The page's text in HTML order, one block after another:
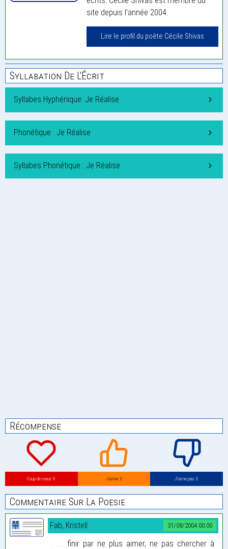
site depuis l'année 2004.
Lire le profil du poète Cécile Shivas
Syllabation De L'Écrit
Syllabes Hyphénique: Je Réalise
Phonétique : Je Réalise
Syllabes Phonétique : Je Réalise
Récompense
Coup de coeur: 0 J’aime: 0 J’aime pas: 0
Commentaire Sur La Poesie
31/08/2004 00:00
Fab, Kristell
. . . finir par ne plus aimer, ne pas chercher à